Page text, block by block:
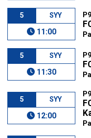
5 SYY
11:00
5 SYY
11:30
5 SYY
12:00